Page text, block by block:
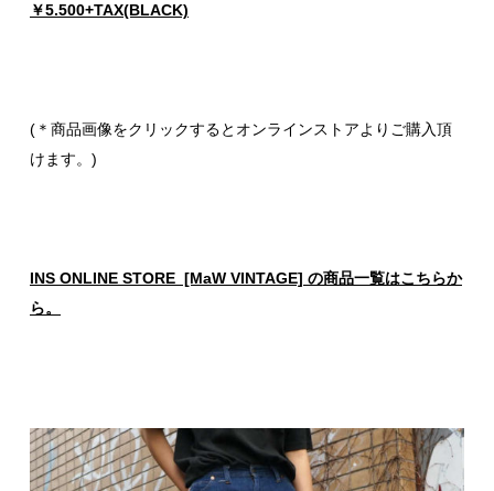
￥5.500+TAX(BLACK)
(＊商品画像をクリックするとオンラインストアよりご購入頂
けます。)
INS ONLINE STORE [MaW VINTAGE] の商品一覧はこちらか
ら。